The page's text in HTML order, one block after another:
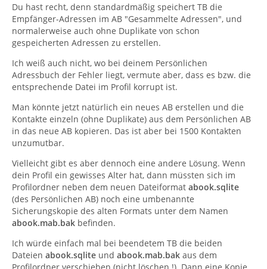
Du hast recht, denn standardmäßig speichert TB die
Empfänger-Adressen im AB "Gesammelte Adressen", und
normalerweise auch ohne Duplikate von schon
gespeicherten Adressen zu erstellen.
Ich weiß auch nicht, wo bei deinem Persönlichen
Adressbuch der Fehler liegt, vermute aber, dass es bzw. die
entsprechende Datei im Profil korrupt ist.
Man könnte jetzt natürlich ein neues AB erstellen und die
Kontakte einzeln (ohne Duplikate) aus dem Persönlichen AB
in das neue AB kopieren. Das ist aber bei 1500 Kontakten
unzumutbar.
Vielleicht gibt es aber dennoch eine andere Lösung. Wenn
dein Profil ein gewisses Alter hat, dann müssten sich im
Profilordner neben dem neuen Dateiformat abook.sqlite
(des Persönlichen AB) noch eine umbenannte
Sicherungskopie des alten Formats unter dem Namen
abook.mab.bak befinden.
Ich würde einfach mal bei beendetem TB die beiden
Dateien abook.sqlite und abook.mab.bak aus dem